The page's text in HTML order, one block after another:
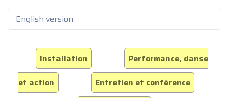
English version
Installation
Performance, danse
et action
Entretien et conférence